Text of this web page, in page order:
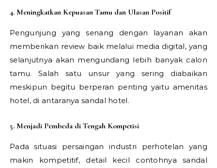
4. Meningkatkan Kepuasan Tamu dan Ulasan Positif
Pengunjung yang senang dengan layanan akan
memberikan review baik melalui media digital, yang
selanjutnya akan mengundang lebih banyak calon
tamu. Salah satu unsur yang sering diabaikan
meskipun begitu berperan penting yaitu amenitas
hotel, di antaranya sandal hotel.
5. Menjadi Pembeda di Tengah Kompetisi
Pada situasi persaingan industri perhotelan yang
makin kompetitif, detail kecil contohnya sandal